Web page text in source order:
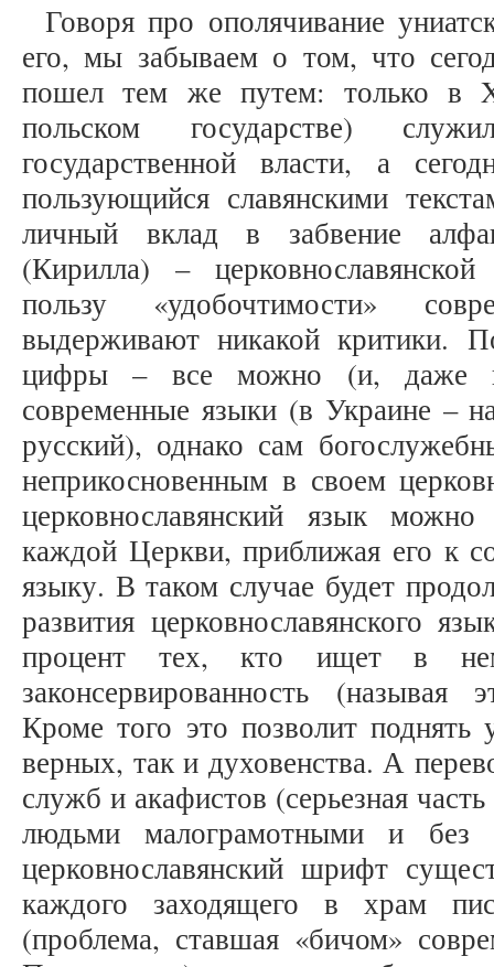
Говоря про ополячивание
его, мы забываем о том, что
пошел тем же путем: только в
польском государстве)
государственной власти, а
пользующийся славянскими
личный вклад в забвение
(Кирилла) –
пользу «удобочтимости»
выдерживают никакой критики.
цифры – все можно (и, даже
современные языки (в Украине –
русский), однако сам
неприкосновенным в своем
церковнославянский язык
каждой Церкви, приближая его к
языку. В таком случае будет
развития церковнославянского
процент тех, кто ищет в
законсервированность (называя
Кроме того это позволит поднять
верных, так и духовенства. А
служб и акафистов (серьезная
людьми малограмотными и без
церковнославянский шрифт
каждого заходящего в храм
(проблема, ставшая «бичом»